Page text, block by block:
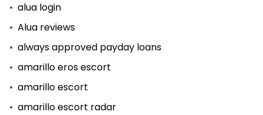
alua login
Alua reviews
always approved payday loans
amarillo eros escort
amarillo escort
amarillo escort radar